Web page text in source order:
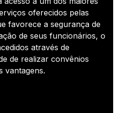
oferecidos pelas
favorece a segurança de
de seus funcionários, o
através de
de realizar convênios
vantagens.